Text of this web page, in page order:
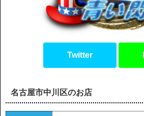
Twitter
名古屋市中川区のお店